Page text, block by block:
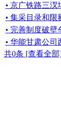
• 京广铁路三
• 集采目录和
• 完善制度破壁
• 华能甘肃公司
共0条 [查看全